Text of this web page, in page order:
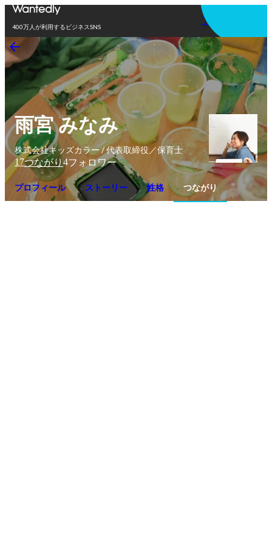
400万人が利用するビジネスSNS
アプリを使う
雨宮 みなみ
株式会社キッズカラー / 代表取締役／保育士
17つながり 4フォロワー
プロフィール ストーリー 性格 つながり